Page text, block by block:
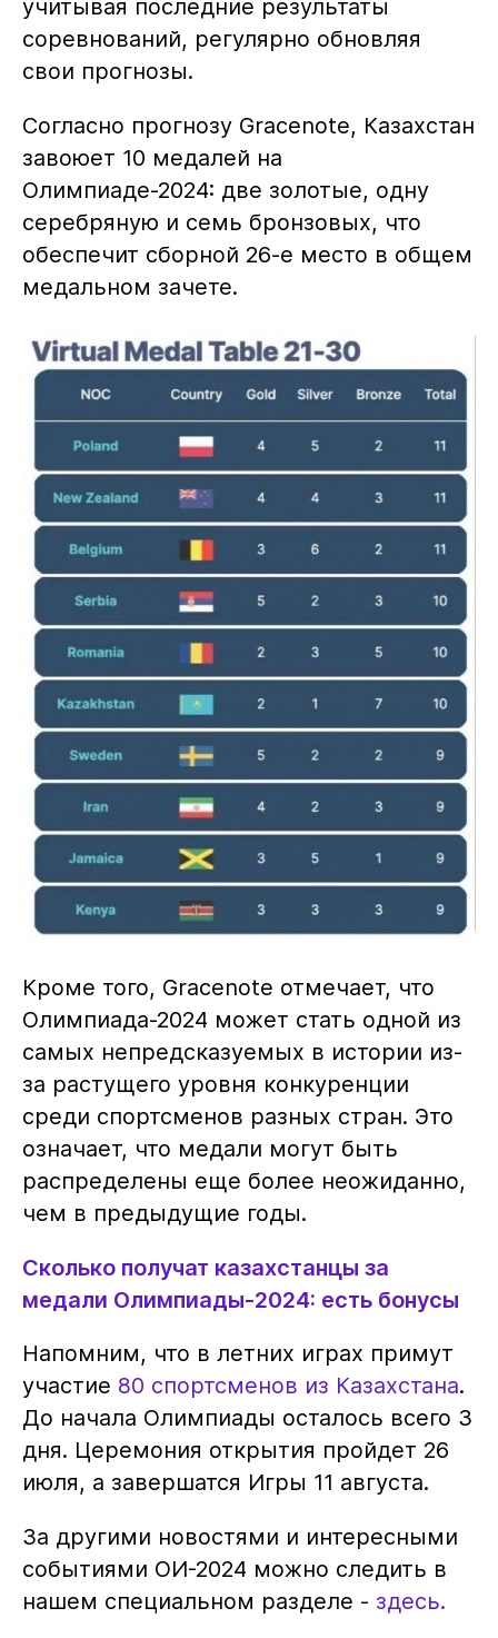
учитывая последние результаты
соревнований, регулярно обновляя
свои прогнозы.
Согласно прогнозу Gracenote, Казахстан
завоюет 10 медалей на
Олимпиаде-2024: две золотые, одну
серебряную и семь бронзовых, что
обеспечит сборной 26-е место в общем
медальном зачете.
Кроме того, Gracenote отмечает, что
Олимпиада-2024 может стать одной из
самых непредсказуемых в истории из-
за растущего уровня конкуренции
среди спортсменов разных стран. Это
означает, что медали могут быть
распределены еще более неожиданно,
чем в предыдущие годы.
Сколько получат казахстанцы за
медали Олимпиады-2024: есть бонусы
Напомним, что в летних играх примут
участие 80 спортсменов из Казахстана.
До начала Олимпиады осталось всего 3
дня. Церемония открытия пройдет 26
июля, а завершатся Игры 11 августа.
За другими новостями и интересными
событиями ОИ-2024 можно следить в
нашем специальном разделе - здесь.